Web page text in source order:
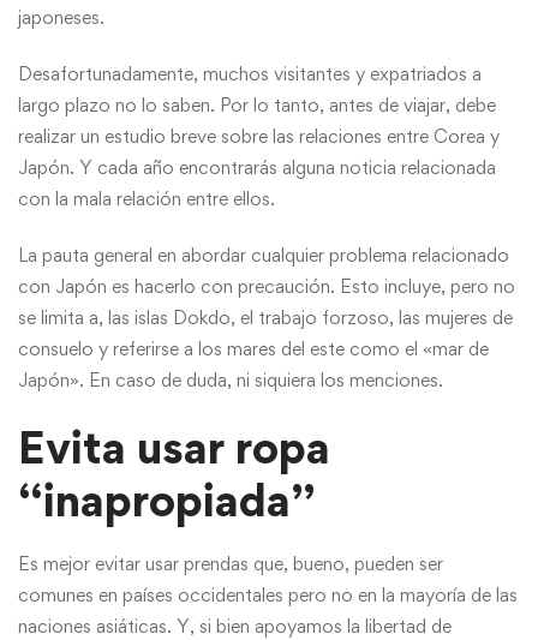
japoneses.
Desafortunadamente, muchos visitantes y expatriados a
largo plazo no lo saben. Por lo tanto, antes de viajar, debe
realizar un estudio breve sobre las relaciones entre Corea y
Japón. Y cada año encontrarás alguna noticia relacionada
con la mala relación entre ellos.
La pauta general en abordar cualquier problema relacionado
con Japón es hacerlo con precaución. Esto incluye, pero no
se limita a, las islas Dokdo, el trabajo forzoso, las mujeres de
consuelo y referirse a los mares del este como el «mar de
Japón». En caso de duda, ni siquiera los menciones.
Evita usar ropa
“inapropiada”
Es mejor evitar usar prendas que, bueno, pueden ser
comunes en países occidentales pero no en la mayoría de las
naciones asiáticas. Y, si bien apoyamos la libertad de